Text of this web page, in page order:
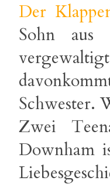
Der
Sohn aus
Schwester.
Zwei
Downham